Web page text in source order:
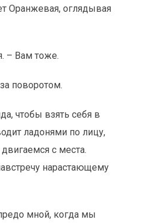
Оранжевая, оглядывая
– Вам тоже.
поворотом.
чтобы взять себя в
ладонями по лицу,
с места.
нарастающему
мной, когда мы